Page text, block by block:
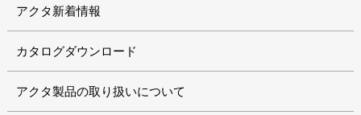
アクタ新着情報
カタログダウンロード
アクタ製品の取り扱いについて